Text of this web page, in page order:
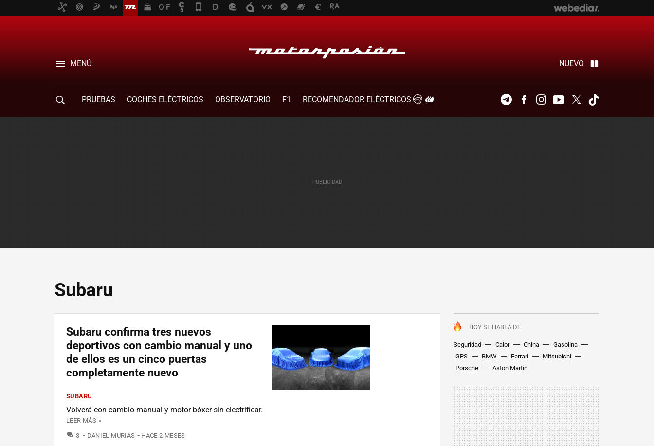
MENÚ NUEVO
PRUEBAS COCHES ELÉCTRICOS OBSERVATORIO F1
RECOMENDADOR ELÉCTRICOS
TelegramFacebookInstagramYoutubeTwitter
Subaru
HOY SE HABLA DE
Seguridad Calor China
Gasolina
GPS
BMW Ferrari
Mitsubishi
Porsche
Aston Martin
Subaru confirma tres nuevos
deportivos con cambio manual y uno
de ellos es un cinco puertas
completamente nuevo
SUBARU
Volverá con cambio manual y motor bóxer sin electrificar.
LEER MÁS »
3 COMENTARIOS
DANIEL MURIAS HACE 2 MESES